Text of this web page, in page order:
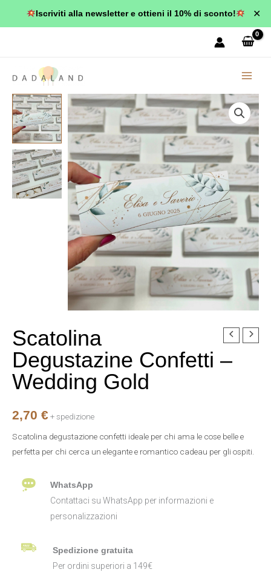
Iscriviti alla newsletter e ottieni il 10% di sconto! ✕
Scatolina
Degustazine Confetti –
Wedding Gold
2,70 €+ spedizione
Scatolina degustazione confetti ideale per chi ama le cose belle e
perfetta per chi cerca un elegante e romantico cadeau per gli ospiti.
WhatsApp
Contattaci su WhatsApp per informazioni e
personalizzazioni
Spedizione gratuita
Per ordini superiori a 149€
Scatolina
Degustazine
Confetti
-
Gold
quantità